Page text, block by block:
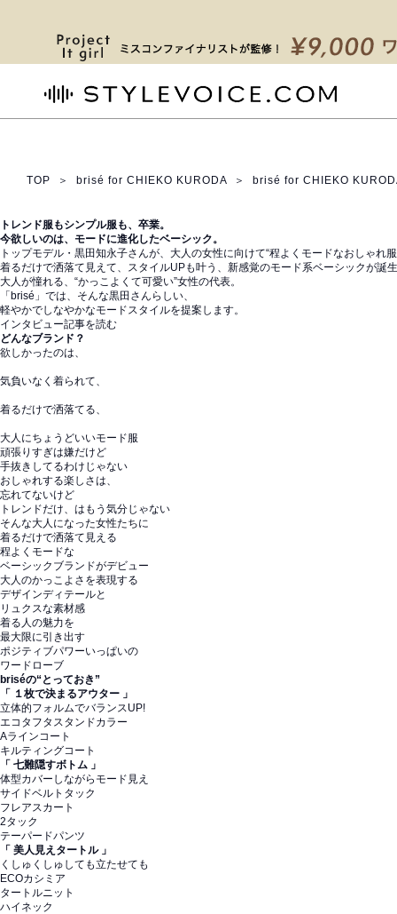
TOP ＞ brisé for CHIEKO KURODA ＞ brisé for CHIEKO
トレンド服もシンプル服も、卒業。
今欲しいのは、モードに進化したベーシック。
トップモデル・黒田知永子さんが、大人の女性に向けて“程よくモードなおしゃれ
着るだけで洒落て見えて、スタイルUPも叶う、新感覚のモード系ベーシックが誕
大人が憧れる、“かっこよくて可愛い”女性の代表。
「brisé」では、そんな黒田さんらしい、
軽やかでしなやかなモードスタイルを提案します。
インタビュー記事を読む
どんなブランド？
欲しかったのは、
気負いなく着られて、
着るだけで洒落てる、
大人にちょうどいいモード服
頑張りすぎは嫌だけど
手抜きしてるわけじゃない
おしゃれする楽しさは、
忘れてないけど
トレンドだけ、はもう気分じゃない
そんな大人になった女性たちに
着るだけで洒落て見える
程よくモードな
ベーシックブランドがデビュー
大人のかっこよさを表現する
デザインディテールと
リュクスな素材感
着る人の魅力を
最大限に引き出す
ポジティブパワーいっぱいの
ワードローブ
briséの“とっておき”
「 １枚で決まるアウター 」
立体的フォルムでバランスUP!
エコタフタスタンドカラー
Aラインコート
キルティングコート
「 七難隠すボトム 」
体型カバーしながらモード見え
サイドベルトタック
フレアスカート
2タック
テーパードパンツ
「 美人見えタートル 」
くしゅくしゅしても立たせても
ECOカシミア
タートルニット
ハイネック